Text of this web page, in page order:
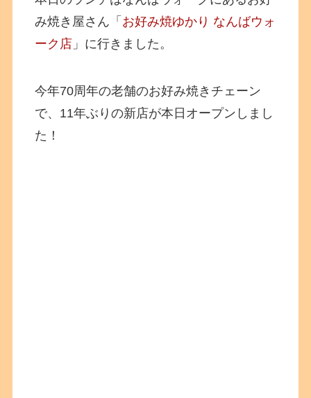
み焼き屋さん「 お好み焼ゆかり なんばウォ
ーク店 」に行きました。
今年70周年の老舗のお好み焼きチェーン
で、11年ぶりの新店が本日オープンしまし
た！